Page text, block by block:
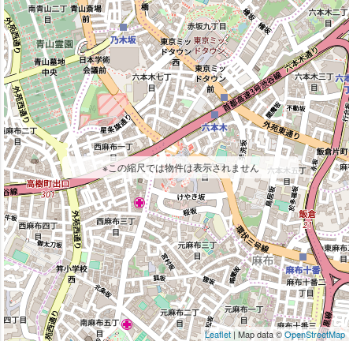
Leaflet| Map data ©OpenStreetMap
※この縮尺では物件は表示されません